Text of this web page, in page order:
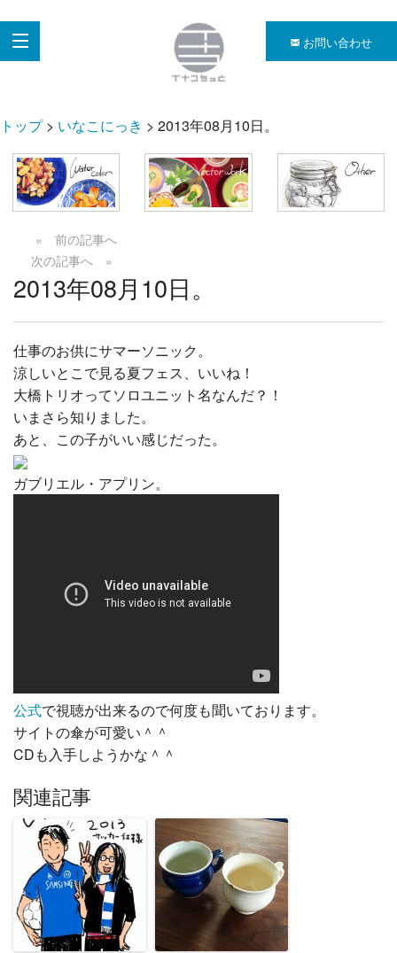
お問い合わせ
トップ> いなこにっき > 2013年08月10日。
« 前の記事へ
次の記事へ »
2013年08月10日。
仕事のお供にサマーソニック。
涼しいとこで見る夏フェス、いいね！
大橋トリオってソロユニット名なんだ？！
いまさら知りました。
あと、この子がいい感じだった。
ガブリエル・アプリン。
公式で視聴が出来るので何度も聞いております。
サイトの傘が可愛い＾＾
CDも入手しようかな＾＾
関連記事